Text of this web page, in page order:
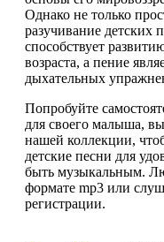
Однако не только
разучивание детских
способствует
возраста, а пение
дыхательных
Попробуйте
для своего малыша,
нашей коллекции,
детские песни для
быть музыкальным.
формате mp3 или
регистрации.